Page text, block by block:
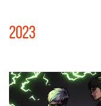
2023